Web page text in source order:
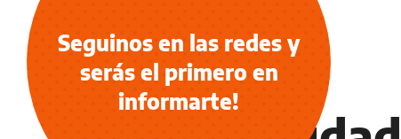
NOTICIAS
Seguinos en las redes y
serás el primero en
informarte!